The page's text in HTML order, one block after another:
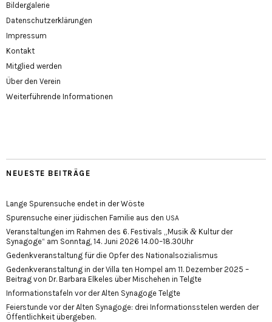
Bildergalerie
Datenschutzerklärungen
Impressum
Kontakt
Mitglied werden
Über den Verein
Weiterführende Informationen
NEUESTE BEITRÄGE
Lange Spurensuche endet in der Wöste
Spurensuche einer jüdischen Familie aus den USA
Veranstaltungen im Rahmen des 6. Festivals „Musik & Kultur der
Synagoge“ am Sonntag, 14. Juni 2026 14.00–18.30Uhr
Gedenkveranstaltung für die Opfer des Nationalsozialismus
Gedenkveranstaltung in der Villa ten Hompel am 11. Dezember 2025 –
Beitrag von Dr. Barbara Elkeles über Mischehen in Telgte
Informationstafeln vor der Alten Synagoge Telgte
Feierstunde vor der Alten Synagoge: drei Informationsstelen werden der
Öffentlichkeit übergeben.